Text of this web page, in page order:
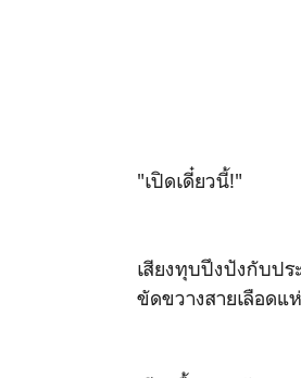
"เปิดเดี๋ยวนี้!"
เสียงทุบปึงปังกับปร
ขัดขวางสายเลือดแ